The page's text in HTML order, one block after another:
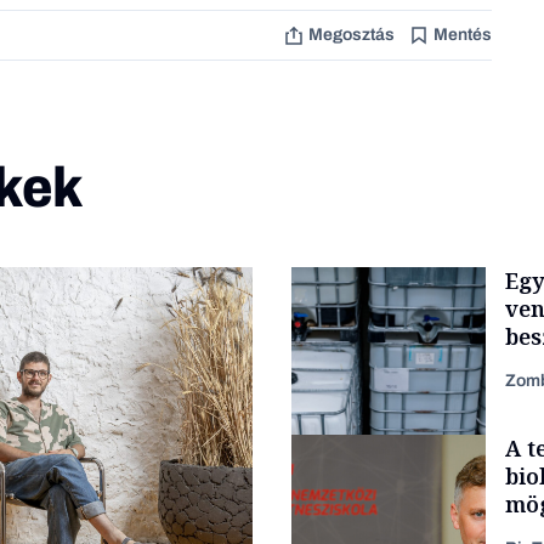
Megosztás Mentés
A